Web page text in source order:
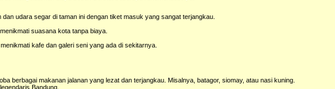
udara segar di taman ini dengan tiket masuk yang sangat terjangkau.
suasana kota tanpa biaya.
kafe dan galeri seni yang ada di sekitarnya.
berbagai makanan jalanan yang lezat dan terjangkau. Misalnya, batagor, siomay, atau nasi kuning.
Bandung.